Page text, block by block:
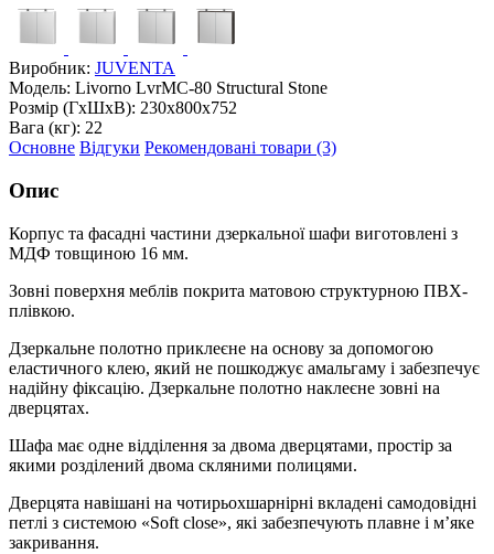
Виробник: JUVENTA
Модель: Livorno LvrMC-80 Structural Stone
Розмір (ГxШxВ): 230x800x752
Вага (кг): 22
Основне Відгуки Рекомендовані товари (3)
Опис
Корпус та фасадні частини дзеркальної шафи виготовлені з
МДФ товщиною 16 мм.
Зовні поверхня меблів покрита матовою структурною ПВХ-
плівкою.
Дзеркальне полотно приклеєне на основу за допомогою
еластичного клею, який не пошкоджує амальгаму і забезпечує
надійну фіксацію. Дзеркальне полотно наклеєне зовні на
дверцятах.
Шафа має одне відділення за двома дверцятами, простір за
якими розділений двома скляними полицями.
Дверцята навішані на чотирьохшарнірні вкладені самодовідні
петлі з системою «Soft close», які забезпечують плавне і м’яке
закривання.